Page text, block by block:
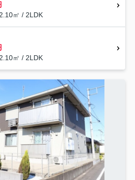
㎡ / 2LDK
㎡ / 2LDK